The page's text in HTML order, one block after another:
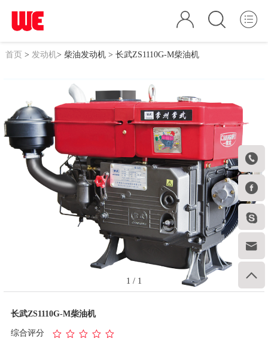





首页> 发动机> 柴油发动机> 长武ZS1110G-M柴油机
1 / 1
长武ZS1110G-M柴油机
综合评分